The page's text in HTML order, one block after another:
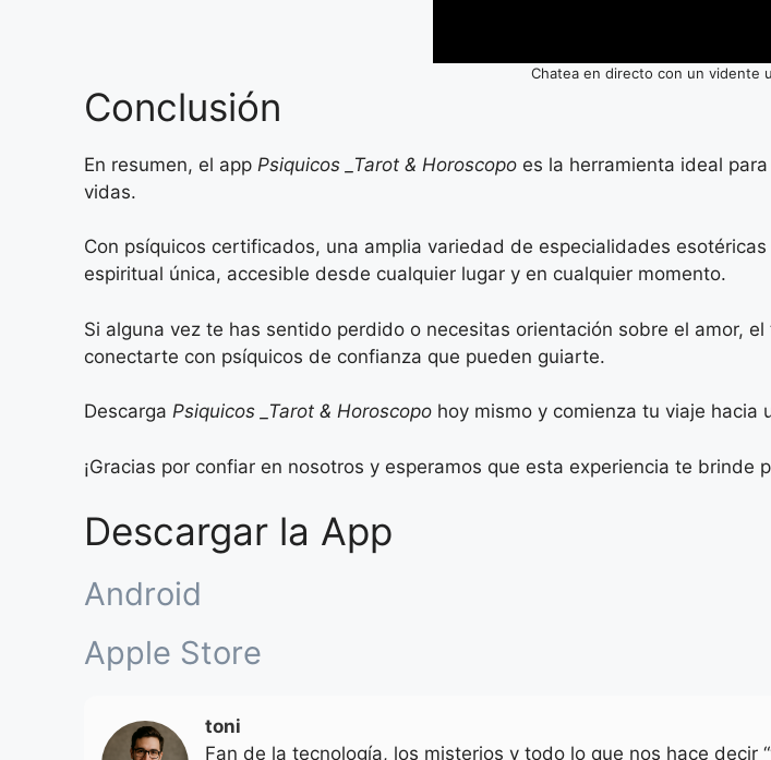
Chatea en directo con un vidente
Conclusión
En resumen, el app Psiquicos _Tarot & Horoscopo es la herramienta ideal
vidas.
Con psíquicos certificados, una amplia variedad de especialidades
espiritual única, accesible desde cualquier lugar y en cualquier momento.
Si alguna vez te has sentido perdido o necesitas orientación sobre el amor,
conectarte con psíquicos de confianza que pueden guiarte.
Descarga Psiquicos _Tarot & Horoscopo hoy mismo y comienza tu viaje
¡Gracias por confiar en nosotros y esperamos que esta experiencia te brinde
Descargar la App
Android
Apple Store
toni
Fan de la tecnología, los misterios y todo lo que nos hace decir